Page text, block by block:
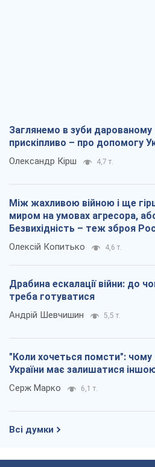
Заглянемо в зуби дарованому
прискіпливо – про допомогу
Олександр Кірш 4,7 т.
Між жахливою війною і ще
миром на умовах агресора,
Безвихідність – теж зброя
Олексій Копитько 4,6 т.
Драбина ескалації війни: до
треба готуватися
Андрій Шевчишин 5,5 т.
"Коли хочеться помсти": чому
України має залишатися
Серж Марко 6,1 т.
Всі думки